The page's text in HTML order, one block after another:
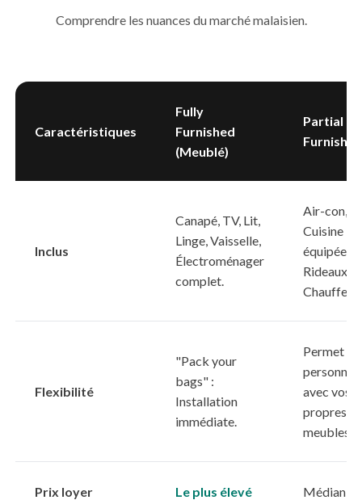
Comprendre les nuances du marché malaisien.
Caractéristiques
Fully
Furnished
(Meublé)
Partial
Inclus
Canapé, TV, Lit,
Linge, Vaisselle,
Électroménager
complet.
Air-con,
Cuisine
équipée,
Rideaux,
Chauffe-
Flexibilité
"Pack your
bags" :
Installation
immédiate.
Permet de
avec vos
propres
meubles.
Prix loyer Le plus élevé Médian